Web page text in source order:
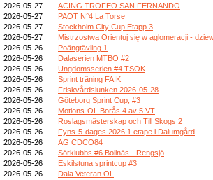
2026-05-27
ACING TROFEO SAN FERNANDO
2026-05-27
PAOT N°4 La Torse
2026-05-27
Stockholm City Cup Etapp 3
2026-05-27
Mistrzostwa Orientuj się w aglomeracji -
2026-05-26
Poängtävling 1
2026-05-26
Dalaserien MTBO #2
2026-05-26
Ungdomsserien #4 TSOK
2026-05-26
Sprint träning FAIK
2026-05-26
Friskvårdslunken 2026-05-28
2026-05-26
Göteborg Sprint Cup, #3
2026-05-26
Motions-OL Borås 4 av 5 VT
2026-05-26
Roslagsmästerskap och Till Skogs 2
2026-05-26
Fyns-5-dages 2026 1 etape i Dalumgård
2026-05-26
AG CDCO84
2026-05-26
Sörklubbs #6 Bollnäs - Rengsjö
2026-05-26
Eskilstuna sprintcup #3
2026-05-26
Dala Veteran OL